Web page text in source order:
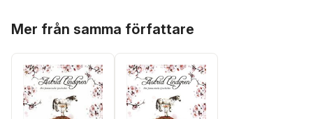
Mer från samma författare